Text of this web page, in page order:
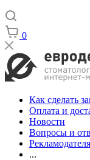
0
Как сделать
Оплата и
Новости
Вопросы и
...